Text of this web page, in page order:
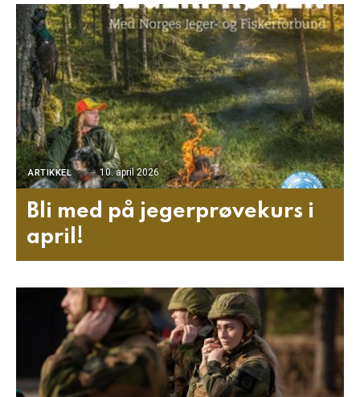
ARTIKKEL 10. april 2026
Bli med på jegerprøvekurs i
april!